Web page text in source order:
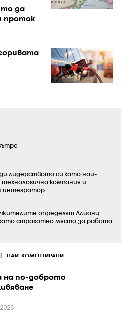
да
проток
НАЙ-КОМЕНТИРАНИ
на по-доброто
лидерството си като най-
компания и
интегратор
определят Алианц
като страхотно място за работа